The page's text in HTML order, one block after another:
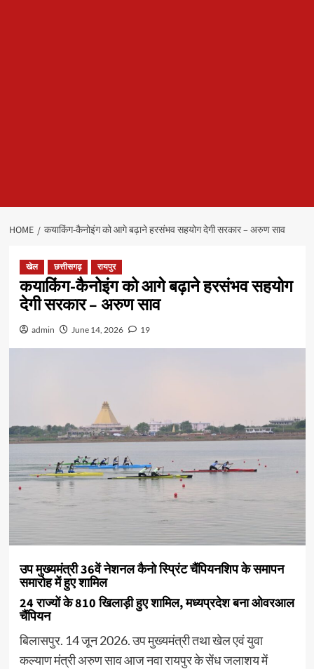
HOME कयाकिंग-कैनोइंग को आगे बढ़ाने हरसंभव सहयोग देगी सरकार – अरुण साव
खेल छत्तीसगढ़ रायपुर
कयाकिंग-कैनोइंग को आगे बढ़ाने हरसंभव सहयोग
देगी सरकार – अरुण साव
admin June 14, 2026 19
उप मुख्यमंत्री 36वें नेशनल कैनो स्प्रिंट चैंपियनशिप के समापन
समारोह में हुए शामिल
24 राज्यों के 810 खिलाड़ी हुए शामिल, मध्यप्रदेश बना ओवरआल
चैंपियन
बिलासपुर. 14 जून 2026. उप मुख्यमंत्री तथा खेल एवं युवा
कल्याण मंत्री अरुण साव आज नवा रायपुर के सेंध जलाशय में